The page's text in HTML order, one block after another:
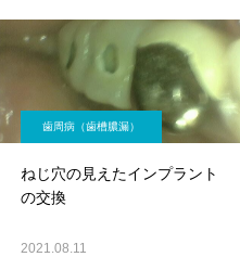
歯周病（歯槽膿漏）
ねじ穴の見えたインプラント
の交換
2021.08.11